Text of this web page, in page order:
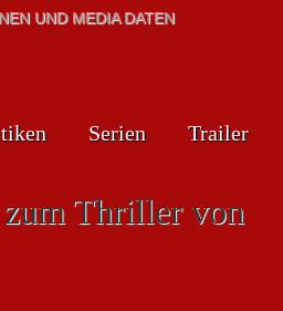
UND MEDIA DATEN
Serien Trailer
Thriller von